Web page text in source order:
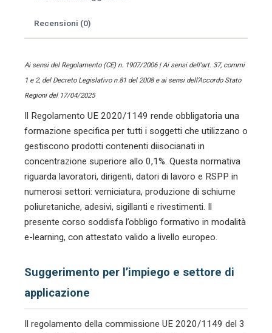
quantità
Recensioni (0)
Ai sensi del Regolamento (CE) n. 1907/2006 | Ai sensi dell’art. 37, commi
1 e 2, del Decreto Legislativo n.81 del 2008 e ai sensi dell’Accordo Stato
Regioni del 17/04/2025
Il Regolamento UE 2020/1149 rende obbligatoria una
formazione specifica per tutti i soggetti che utilizzano o
gestiscono prodotti contenenti diisocianati in
concentrazione superiore allo 0,1%. Questa normativa
riguarda lavoratori, dirigenti, datori di lavoro e RSPP in
numerosi settori: verniciatura, produzione di schiume
poliuretaniche, adesivi, sigillanti e rivestimenti. Il
presente corso soddisfa l’obbligo formativo in modalità
e-learning, con attestato valido a livello europeo.
Suggerimento per l’impiego e settore di
applicazione
Il regolamento della commissione UE 2020/1149 del 3